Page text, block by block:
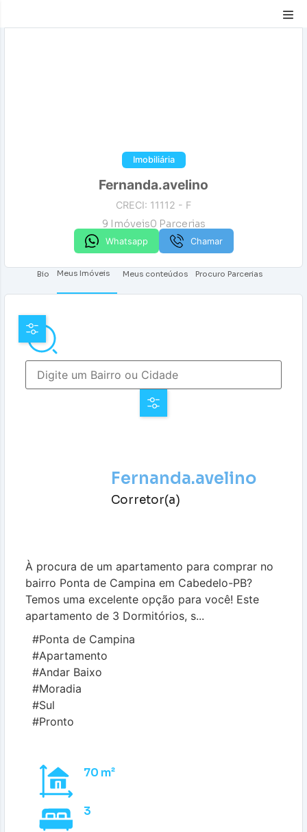
Imobiliária
Fernanda.avelino
CRECI: 11112 - F
9 Imóveis0 Parcerias
Whatsapp Chamar
Bio Meus Imóveis Meus conteúdos Procuro Parcerias
Fernanda.avelino
Corretor(a)
À procura de um apartamento para comprar no
bairro Ponta de Campina em Cabedelo-PB?
Temos uma excelente opção para você! Este
apartamento de 3 Dormitórios, s...
#Ponta de Campina
#Apartamento
#Andar Baixo
#Moradia
#Sul
#Pronto
70 m²
3